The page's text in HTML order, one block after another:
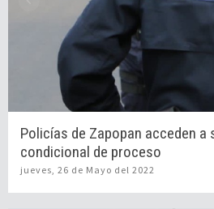
Policías de Zapopan acceden a
condicional de proceso
jueves, 26 de Mayo del 2022